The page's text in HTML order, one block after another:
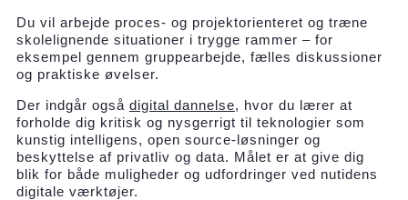
Du vil arbejde proces- og projektorienteret og træne
skolelignende situationer i trygge rammer – for
eksempel gennem gruppearbejde, fælles diskussioner
og praktiske øvelser.
Der indgår også digital dannelse, hvor du lærer at
forholde dig kritisk og nysgerrigt til teknologier som
kunstig intelligens, open source-løsninger og
beskyttelse af privatliv og data. Målet er at give dig
blik for både muligheder og udfordringer ved nutidens
digitale værktøjer.